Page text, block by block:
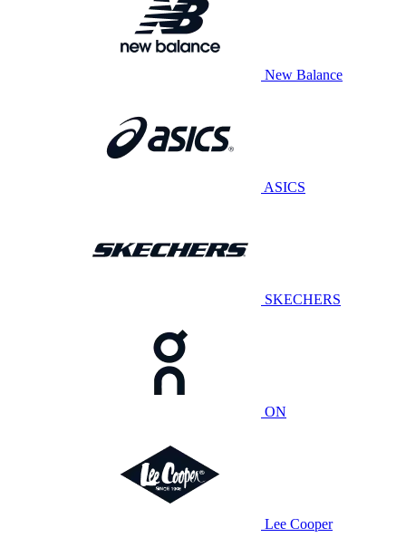
New Balance
ASICS
SKECHERS
ON
Lee Cooper